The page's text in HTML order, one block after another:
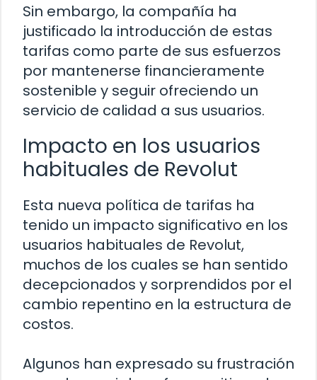
Sin embargo, la compañía ha
justificado la introducción de estas
tarifas como parte de sus esfuerzos
por mantenerse financieramente
sostenible y seguir ofreciendo un
servicio de calidad a sus usuarios.
Impacto en los usuarios
habituales de Revolut
Esta nueva política de tarifas ha
tenido un impacto significativo en los
usuarios habituales de Revolut,
muchos de los cuales se han sentido
decepcionados y sorprendidos por el
cambio repentino en la estructura de
costos.
Algunos han expresado su frustración